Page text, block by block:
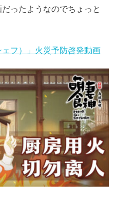
ったようなのでちょっと
フ）」火災予防啓発動画